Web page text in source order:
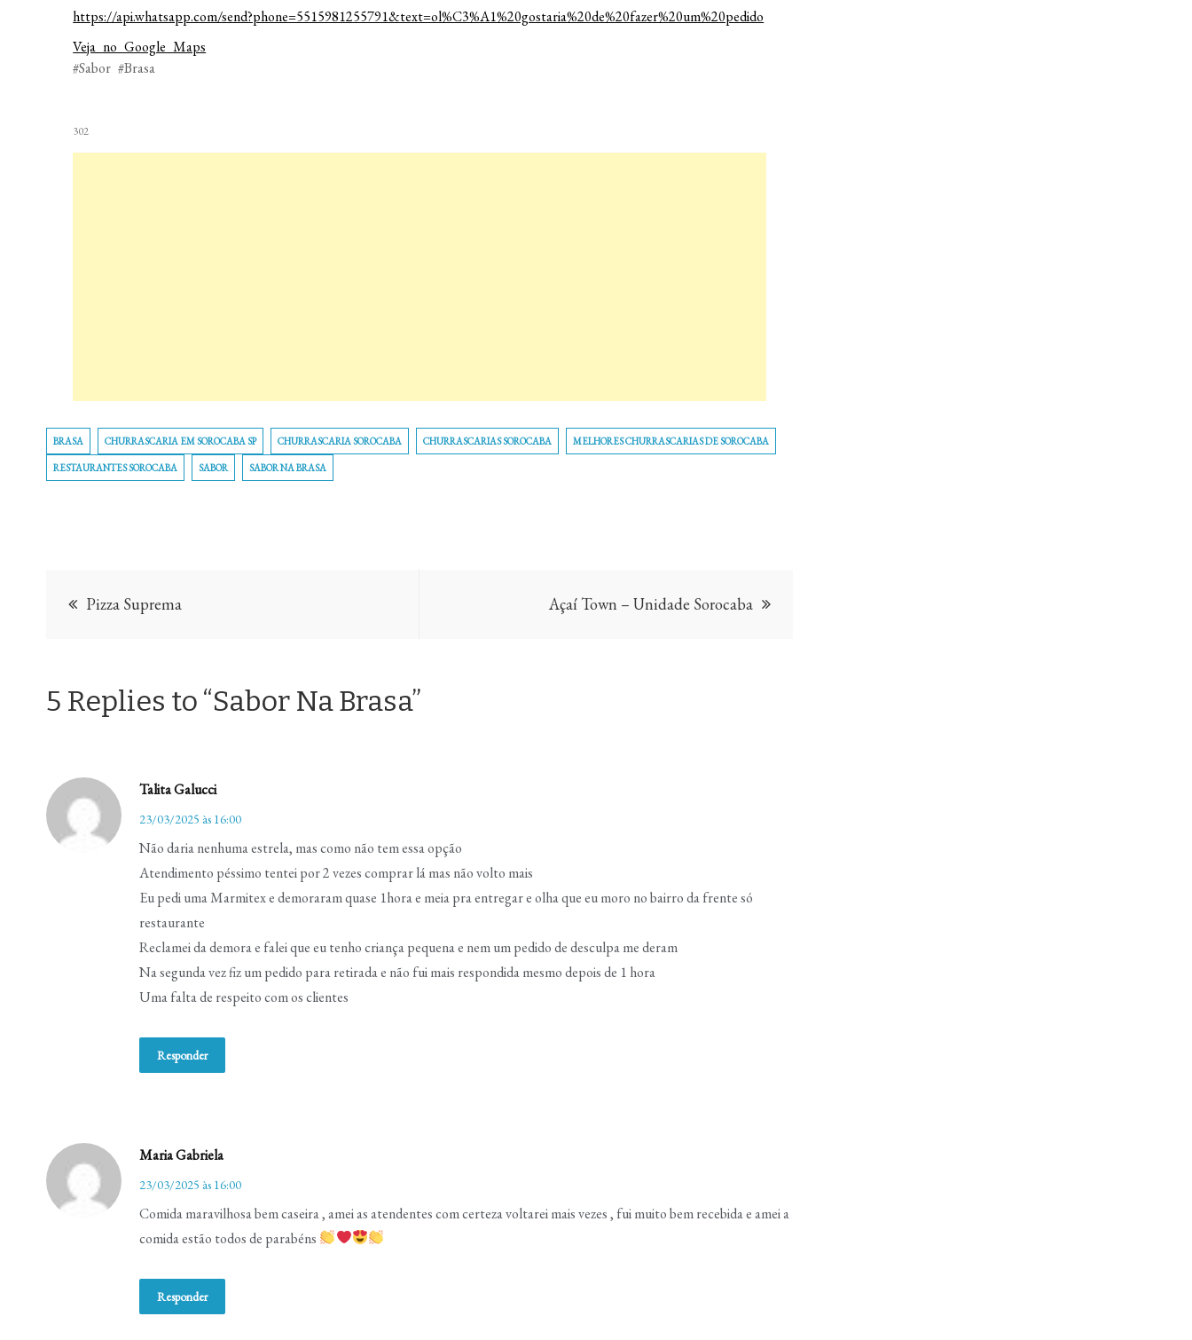
https://api.whatsapp.com/send?phone=5515981255791&text=ol%C3%A1%20gostaria%20de%20fazer%20um%20pedido
Veja no Google Maps
#Sabor #Brasa
302
BRASA CHURRASCARIA EM SOROCABA SP CHURRASCARIA SOROCABA CHURRASCARIAS SOROCABA MELHORES CHURRASCARIAS DE SOROCABA
RESTAURANTES SOROCABA SABOR SABOR NA BRASA
Navegação
Post
Pizza Suprema Açaí Town – Unidade Sorocaba
5 Replies to “Sabor Na Brasa”
Talita Galucci
23/03/2025 às 16:00
Não daria nenhuma estrela, mas como não tem essa opção
Atendimento péssimo tentei por 2 vezes comprar lá mas não volto mais
Eu pedi uma Marmitex e demoraram quase 1hora e meia pra entregar e olha que eu moro no bairro da frente só
restaurante
Reclamei da demora e falei que eu tenho criança pequena e nem um pedido de desculpa me deram
Na segunda vez fiz um pedido para retirada e não fui mais respondida mesmo depois de 1 hora
Uma falta de respeito com os clientes
Responder
Maria Gabriela
23/03/2025 às 16:00
Comida maravilhosa bem caseira , amei as atendentes com certeza voltarei mais vezes , fui muito bem recebida e amei a
comida estão todos de parabéns
Responder